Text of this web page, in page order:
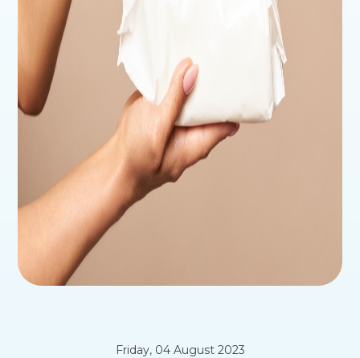
Friday, 04 August 2023